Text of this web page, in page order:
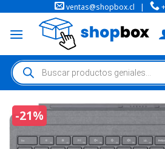
ventas@shopbox.cl |
-21%